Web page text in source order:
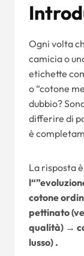
Ogni volta
camicia o
etichette
o “cotone
dubbio?
differire di
è
La risposta
cotone
pettinato
qualità) →
lusso) .